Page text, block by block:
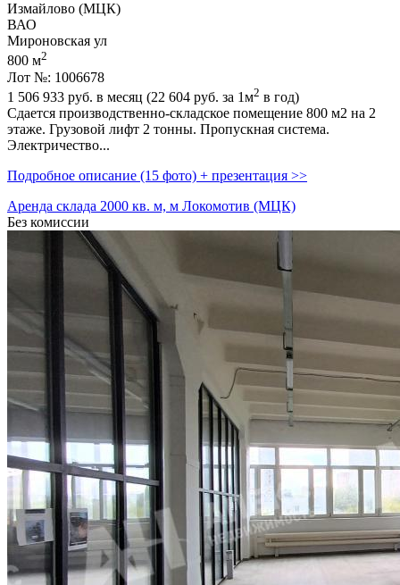
Измайлово (МЦК)
ВАО
Мироновская ул
800 м2
Лот №: 1006678
1 506 933 руб. в месяц (22 604 руб. за 1м2 в год)
Сдается производственно-складское помещение 800 м2 на 2
этаже. Грузовой лифт 2 тонны. Пропускная система.
Электричество...
Подробное описание (15 фото) + презентация >>
Аренда склада 2000 кв. м, м Локомотив (МЦК)
Без комиссии